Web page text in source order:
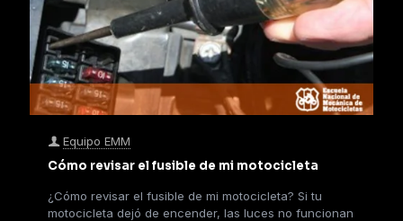
Equipo EMM
Cómo revisar el fusible de mi motocicleta
¿Cómo revisar el fusible de mi motocicleta? Si tu
motocicleta dejó de encender, las luces no funcionan